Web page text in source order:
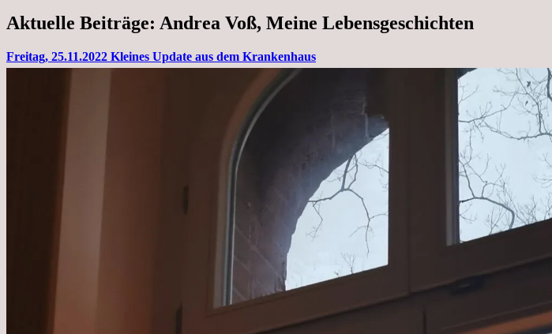
Aktuelle Beiträge: Andrea Voß, Meine Lebensgeschichten
Freitag, 25.11.2022 Kleines Update aus dem Krankenhaus